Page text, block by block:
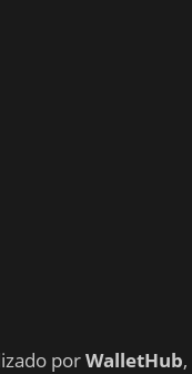
porWalletHub